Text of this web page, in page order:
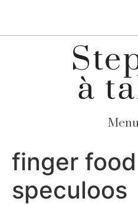
finger
speculoos